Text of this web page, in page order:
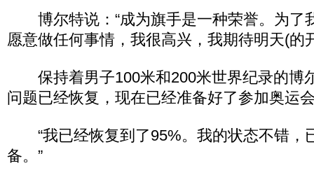
博尔特说：“成为旗手是一种荣誉。为了
愿意做任何事情，我很高兴，我期待明天(的
保持着男子100米和200米世界纪录的博
问题已经恢复，现在已经准备好了参加奥运
“我已经恢复到了95%。我的状态不错，
备。”